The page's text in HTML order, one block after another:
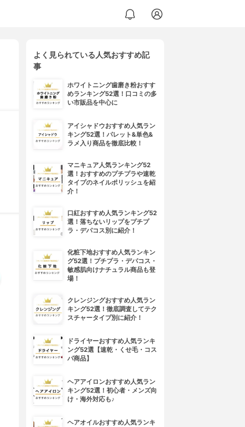
よく見られている人気おすすめ記
事
ホワイトニング歯磨き粉おすす
めランキング52選！口コミの多
い市販品を中心に
アイシャドウおすすめ人気ラン
キング52選！パレット&単色&
ラメ入り商品を徹底比較！
マニキュア人気ランキング52
選！おすすめのプチプラや速乾
タイプのネイルポリッシュを紹
介！
口紅おすすめ人気ランキング52
選！落ちないリップをプチプ
ラ・デパコス別に紹介！
化粧下地おすすめ人気ランキン
グ52選！プチプラ・デパコス・
敏感肌向けナチュラル商品も登
場！
クレンジングおすすめ人気ラン
キング52選！徹底調査してテク
スチャータイプ別に紹介！
ドライヤーおすすめ人気ランキ
ング52選【速乾・くせ毛・コス
パ商品】
ヘアアイロンおすすめ人気ラン
キング52選！初心者・メンズ向
け・海外対応も♪
ヘアオイルおすすめ人気ランキ